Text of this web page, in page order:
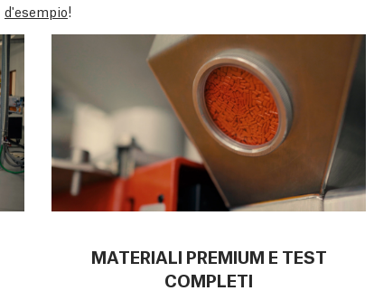
d'esempio!
MATERIALI PREMIUM E TEST
COMPLETI